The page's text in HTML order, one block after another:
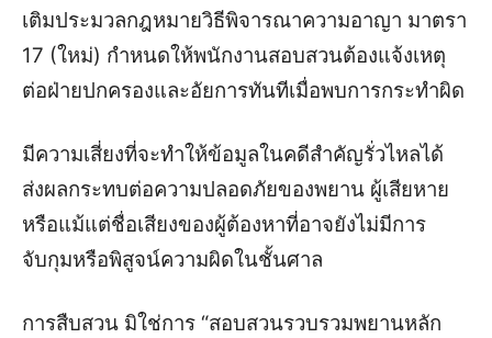
เติมประมวลกฎหมายวิธีพิจารณาความอาญา มาตรา
17 (ใหม่) กำหนดให้พนักงานสอบสวนต้องแจ้งเหตุ
ต่อฝ่ายปกครองและอัยการทันทีเมื่อพบการกระทำผิด
มีความเสี่ยงที่จะทำให้ข้อมูลในคดีสำคัญรั่วไหลได้
ส่งผลกระทบต่อความปลอดภัยของพยาน ผู้เสียหาย
หรือแม้แต่ชื่อเสียงของผู้ต้องหาที่อาจยังไม่มีการ
จับกุมหรือพิสูจน์ความผิดในชั้นศาล
การสืบสวน มิใช่การ “สอบสวนรวบรวมพยานหลัก